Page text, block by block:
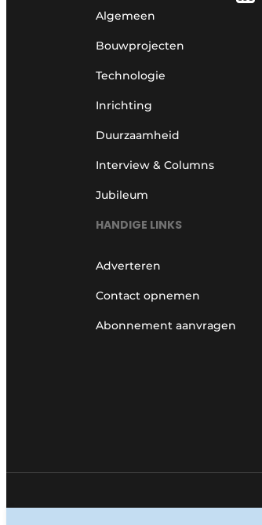
Algemeen
Bouwprojecten
Technologie
Inrichting
Duurzaamheid
Interview & Columns
Jubileum
HANDIGE LINKS
Adverteren
Contact opnemen
Abonnement aanvragen
© 1987 - 2026 Louwersmediagroep.